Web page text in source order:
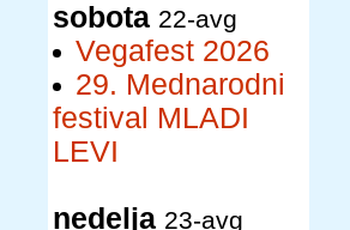
sobota 22-avg
Vegafest 2026
29. Mednarodni
festival MLADI
LEVI
nedelja 23-avg